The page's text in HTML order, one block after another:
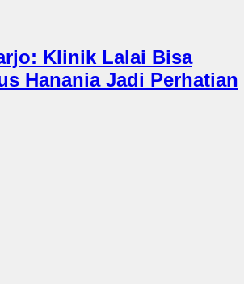
Klinik Lalai Bisa
Hanania Jadi Perhatian